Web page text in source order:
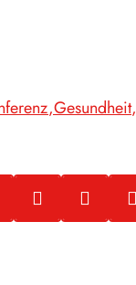
Gesundheit